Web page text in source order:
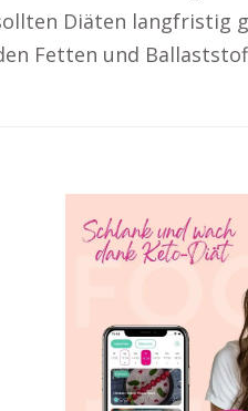
Diäten langfristig
Fetten und